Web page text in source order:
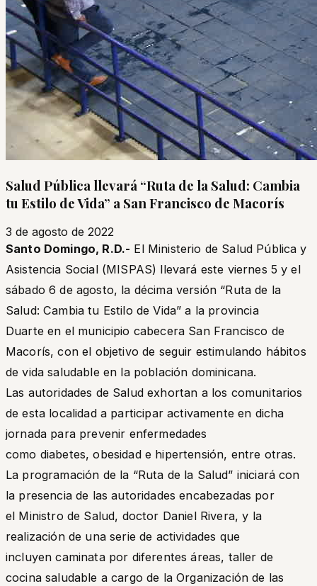
Salud Pública llevará “Ruta de la Salud: Cambia
tu Estilo de Vida” a San Francisco de Macorís
3 de agosto de 2022
Santo Domingo, R.D.- El Ministerio de Salud Pública y
Asistencia Social (MISPAS) llevará este viernes 5 y el
sábado 6 de agosto, la décima versión “Ruta de la
Salud: Cambia tu Estilo de Vida” a la provincia
Duarte en el municipio cabecera San Francisco de
Macorís, con el objetivo de seguir estimulando hábitos
de vida saludable en la población dominicana.
Las autoridades de Salud exhortan a los comunitarios
de esta localidad a participar activamente en dicha
jornada para prevenir enfermedades
como diabetes, obesidad e hipertensión, entre otras.
La programación de la “Ruta de la Salud” iniciará con
la presencia de las autoridades encabezadas por
el Ministro de Salud, doctor Daniel Rivera, y la
realización de una serie de actividades que
incluyen caminata por diferentes áreas, taller de
cocina saludable a cargo de la Organización de las